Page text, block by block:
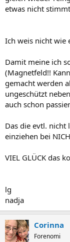
etwas nicht
Ich weis nicht wie
Damit meine ich
(Magnetfeld!!
gemacht werden
ungeschützt
auch schon
Das die evtl. nicht
einziehen bei
VIEL GLÜCK das
lg
nadja
Corinna
Forenomi